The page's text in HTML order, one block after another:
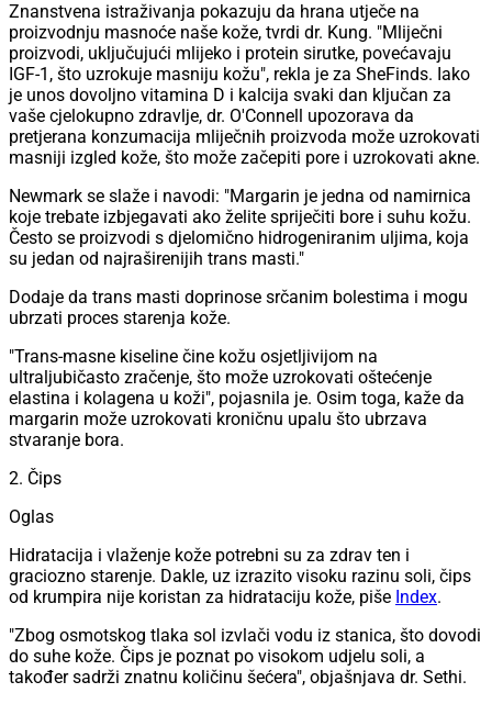
Znanstvena istraživanja pokazuju da hrana utječe na
proizvodnju masnoće naše kože, tvrdi dr. Kung. "Mliječni
proizvodi, uključujući mlijeko i protein sirutke, povećavaju
IGF-1, što uzrokuje masniju kožu", rekla je za SheFinds. Iako
je unos dovoljno vitamina D i kalcija svaki dan ključan za
vaše cjelokupno zdravlje, dr. O'Connell upozorava da
pretjerana konzumacija mliječnih proizvoda može uzrokovati
masniji izgled kože, što može začepiti pore i uzrokovati akne.
Newmark se slaže i navodi: "Margarin je jedna od namirnica
koje trebate izbjegavati ako želite spriječiti bore i suhu kožu.
Često se proizvodi s djelomično hidrogeniranim uljima, koja
su jedan od najraširenijih trans masti."
Dodaje da trans masti doprinose srčanim bolestima i mogu
ubrzati proces starenja kože.
"Trans-masne kiseline čine kožu osjetljivijom na
ultraljubičasto zračenje, što može uzrokovati oštećenje
elastina i kolagena u koži", pojasnila je. Osim toga, kaže da
margarin može uzrokovati kroničnu upalu što ubrzava
stvaranje bora.
2. Čips
Oglas
Hidratacija i vlaženje kože potrebni su za zdrav ten i
graciozno starenje. Dakle, uz izrazito visoku razinu soli, čips
od krumpira nije koristan za hidrataciju kože, piše Index.
"Zbog osmotskog tlaka sol izvlači vodu iz stanica, što dovodi
do suhe kože. Čips je poznat po visokom udjelu soli, a
također sadrži znatnu količinu šećera", objašnjava dr. Sethi.